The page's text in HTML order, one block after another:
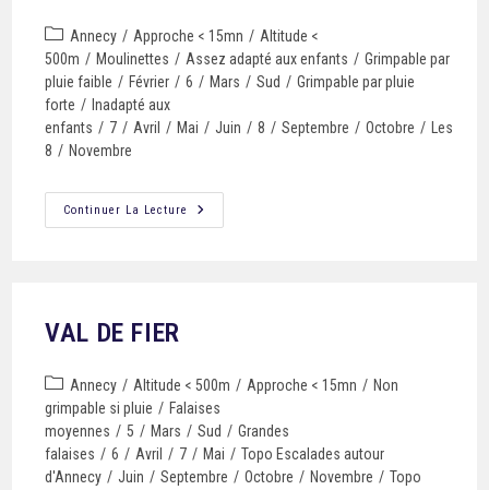
Annecy / Approche < 15mn / Altitude <
500m / Moulinettes / Assez adapté aux enfants / Grimpable par
pluie faible / Février / 6 / Mars / Sud / Grimpable par pluie
forte / Inadapté aux
enfants / 7 / Avril / Mai / Juin / 8 / Septembre / Octobre /
Les
8 / Novembre
Continuer La Lecture
VAL DE FIER
Annecy / Altitude < 500m / Approche < 15mn / Non
grimpable si pluie / Falaises
moyennes / 5 / Mars / Sud / Grandes
falaises / 6 / Avril / 7 / Mai / Topo Escalades autour
d'Annecy / Juin / Septembre / Octobre / Novembre / Topo